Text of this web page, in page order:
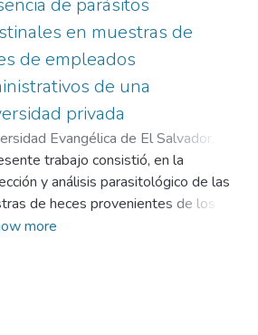
de parásitos
en muestras de
de empleados
de una
privada
Evangélica de El Salvador,
06)Avelar, Verónica María;Santos
René Guillermo
trabajo consistió, en la
y análisis parasitológico de las
de heces provenientes de los
del área administrativa de una
more